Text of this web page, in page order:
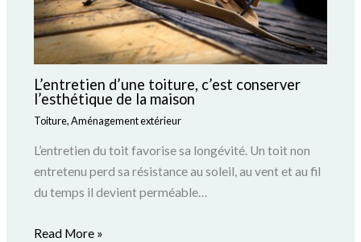
L’entretien d’une toiture, c’est conserver
l’esthétique de la maison
Toiture,Aménagement extérieur
L’entretien du toit favorise sa longévité. Un toit non
entretenu perd sa résistance au soleil, au vent et au fil
du temps il devient perméable…
Read More »